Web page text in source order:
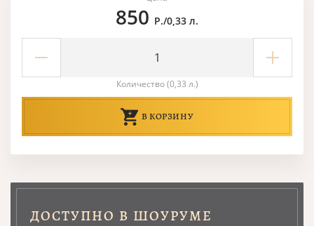
850 Р./0,33 л.
Количество (0,33 л.)
В КОРЗИНУ
ДОСТУПНО В ШОУРУМЕ